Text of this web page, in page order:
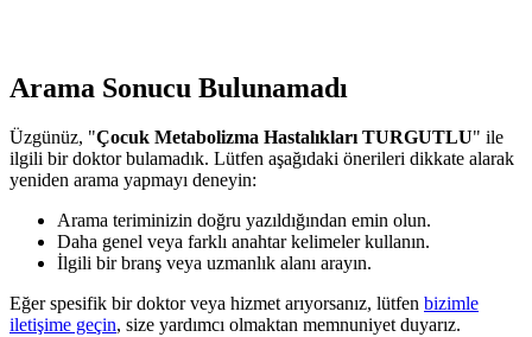
Arama Sonucu Bulunamadı
Üzgünüz, "Çocuk Metabolizma Hastalıkları TURGUTLU" ile
ilgili bir doktor bulamadık. Lütfen aşağıdaki önerileri dikkate alarak
yeniden arama yapmayı deneyin:
Arama teriminizin doğru yazıldığından emin olun.
Daha genel veya farklı anahtar kelimeler kullanın.
İlgili bir branş veya uzmanlık alanı arayın.
Eğer spesifik bir doktor veya hizmet arıyorsanız, lütfen bizimle
iletişime geçin, size yardımcı olmaktan memnuniyet duyarız.